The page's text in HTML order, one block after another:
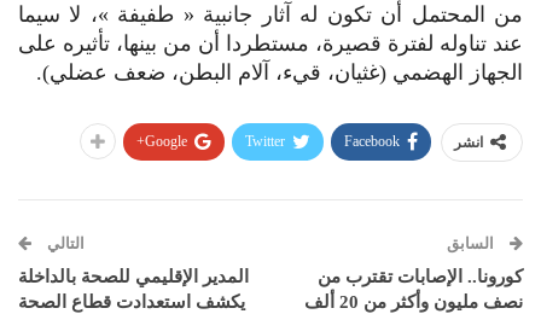
من المحتمل أن تكون له آثار جانبية « طفيفة »، لا سيما
عند تناوله لفترة قصيرة، مستطردا أن من بينها، تأثيره على
الجهاز الهضمي (غثيان، قيء، آلام البطن، ضعف عضلي).
انشر Facebook
Twitter
Google+
السابق
كورونا.. الإصابات تقترب من
نصف مليون وأكثر من 20 ألف
التالي
المدير الإقليمي للصحة بالداخلة
يكشف استعدادت قطاع الصحة